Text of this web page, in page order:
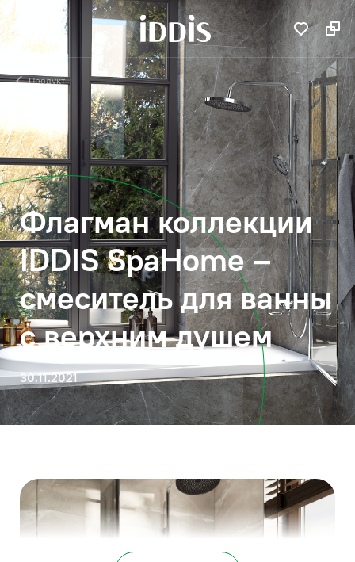
Продукт
Флагман коллекции
IDDIS SpaHome –
смеситель для ванны
с верхним душем
30.11.2021